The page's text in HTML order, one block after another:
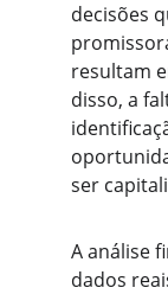
decisões
resultam
disso, a
ser
A análise
dados